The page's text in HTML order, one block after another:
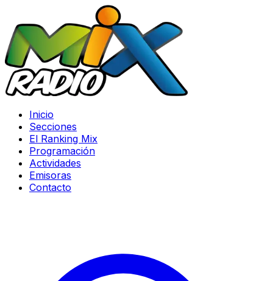
Inicio
Secciones
El Ranking Mix
Programación
Actividades
Emisoras
Contacto